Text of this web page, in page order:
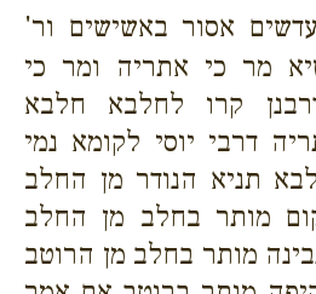
אסור באשישים ור'
מר כי אתריה ומר כי
קרו לחלבא חלבא
דרבי יוסי לקומא נמי
תניא הנודר מן החלב
מותר בחלב מן החלב
מותר בחלב מן הרוטב